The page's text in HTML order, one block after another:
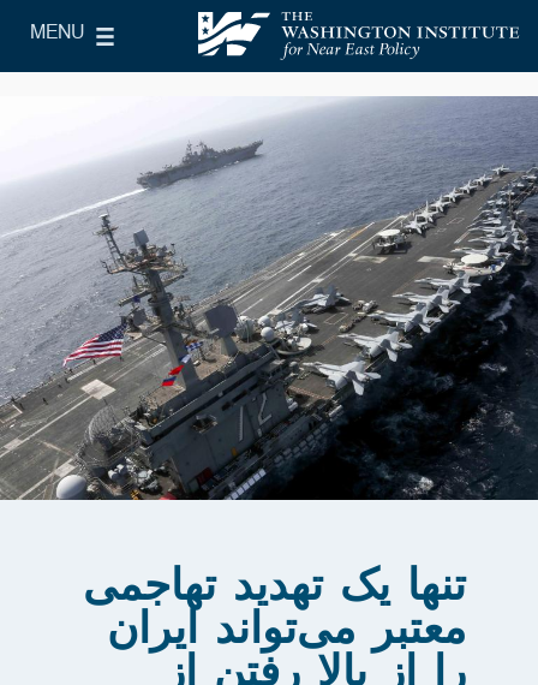
The Washington Institute for Near East Policy
MENU
Main Menu
تنها یک تهدید تهاجمی
معتبر می‌تواند ایران